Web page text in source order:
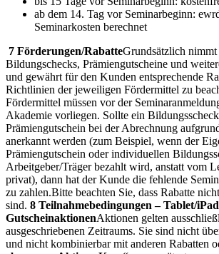
ab dem 14. Tag vor Seminarbeginn:
Seminarkosten berechnet
7 Förderungen/RabatteGrundsätzlich
Bildungschecks, Prämiengutscheine und
und gewährt für den Kunden entsprechende
Richtlinien der jeweiligen Fördermittel zu
Fördermittel müssen vor der
Akademie vorliegen. Sollte ein
Prämiengutschein bei der Abrechnung
anerkannt werden (zum Beispiel, wenn der
Prämiengutschein oder individuellen
Arbeitgeber/Träger bezahlt wird, anstatt vom
privat), dann hat der Kunde die fehlende
zu zahlen.Bitte beachten Sie, dass Rabatte
sind. 8 Teilnahmebedingungen – Tablet/
GutscheinaktionenAktionen gelten
ausgeschriebenen Zeitraums. Sie sind nicht
und nicht kombinierbar mit anderen Rabatten